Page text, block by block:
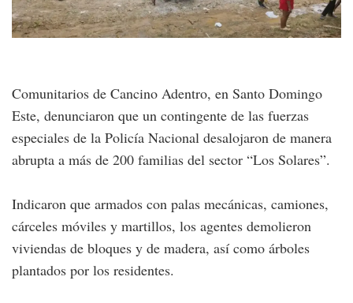
Comunitarios de Cancino Adentro, en Santo Domingo
Este, denunciaron que un contingente de las fuerzas
especiales de la Policía Nacional desalojaron de manera
abrupta a más de 200 familias del sector “Los Solares”.
Indicaron que armados con palas mecánicas, camiones,
cárceles móviles y martillos, los agentes demolieron
viviendas de bloques y de madera, así como árboles
plantados por los residentes.